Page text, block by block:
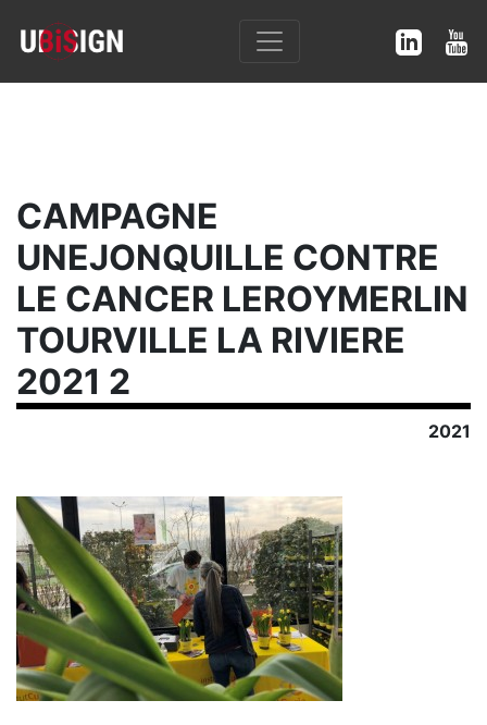
CAMPAGNE
UNEJONQUILLE CONTRE
LE CANCER LEROYMERLIN
TOURVILLE LA RIVIERE
2021 2
2021